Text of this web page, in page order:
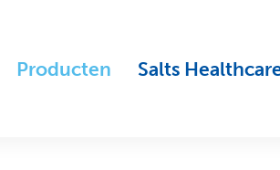
Producten Salts